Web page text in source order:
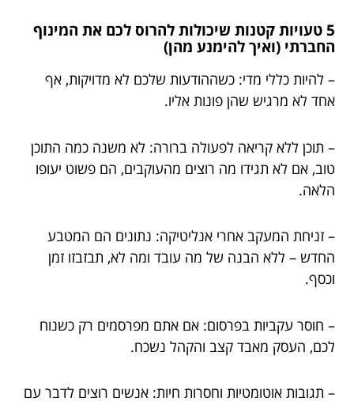
5 טעויות קטנות שיכולות להרוס לכם את המינוף
החברתי (ואיך להימנע מהן)
– להיות כללי מדי: כשההודעות שלכם לא מדויקות, אף
אחד לא מרגיש שהן פונות אליו.
– תוכן ללא קריאה לפעולה ברורה: לא משנה כמה התוכן
טוב, אם לא תגידו מה רוצים מהעוקבים, הם פשוט יעופו
הלאה.
– זניחת המעקב אחרי אנליטיקה: נתונים הם המטבע
החדש – ללא הבנה של מה עובד ומה לא, תבזבזו זמן
וכסף.
– חוסר עקביות בפרסום: אם אתם מפרסמים רק כשנוח
לכם, העסק מאבד קצב והקהל נשכח.
– תגובות אוטומטיות וחסרות חיות: אנשים רוצים לדבר עם